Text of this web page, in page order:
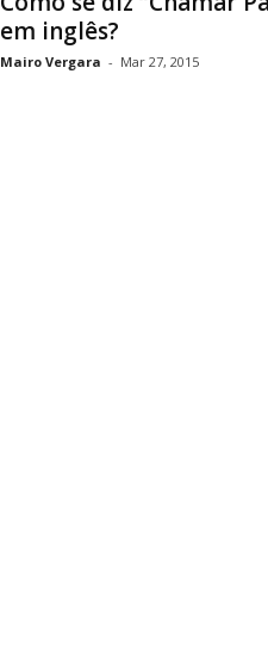
em inglês?
Mairo Vergara - Mar 27, 2015